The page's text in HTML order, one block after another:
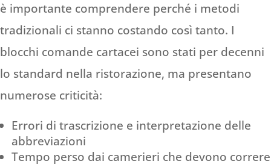
è importante comprendere perché i metodi
tradizionali ci stanno costando così tanto. I
blocchi comande cartacei sono stati per decenni
lo standard nella ristorazione, ma presentano
numerose criticità:
Errori di trascrizione e interpretazione delle
abbreviazioni
Tempo perso dai camerieri che devono correre